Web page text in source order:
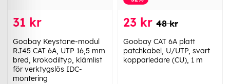
31 kr
Goobay Keystone-modul
RJ45 CAT 6A, UTP 16,5 mm
bred, krokodiltyp, klämlist
för verktygslös IDC-
montering
23 kr 48 kr
Goobay CAT 6A platt
patchkabel, U/UTP, svart
kopparledare (CU), 1 m